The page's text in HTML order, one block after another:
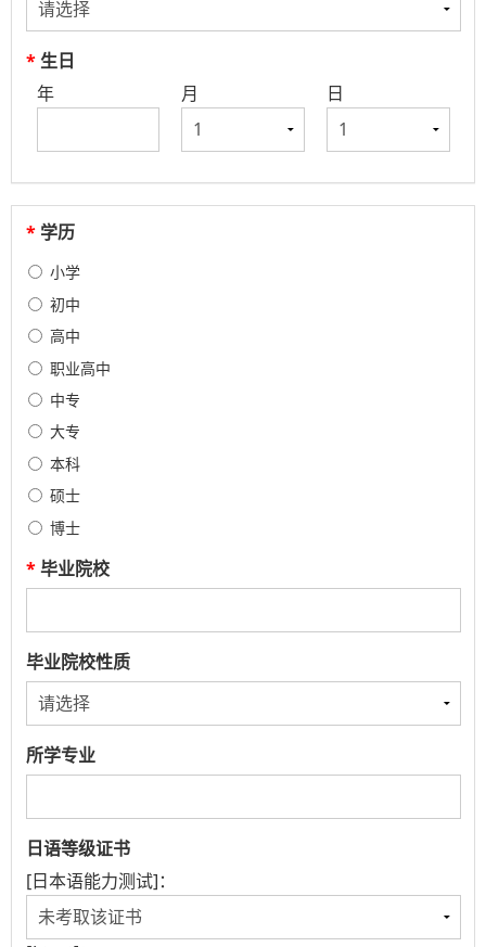
*生日
年
月 日
*学历
小学
初中
高中
职业高中
中专
大专
本科
硕士
博士
*毕业院校
毕业院校性质
所学专业
日语等级证书
[日本语能力测试]：